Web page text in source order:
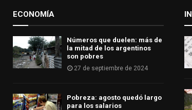
ECONOMÍA
Números que duelen: más de
la mitad de los argentinos
son pobres
27 de septiembre de 2024
Pobreza: agosto quedó largo
para los salarios